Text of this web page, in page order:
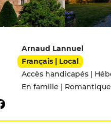
pratiques
Arnaud Lannuel
Français | Local
En famille | Romantique